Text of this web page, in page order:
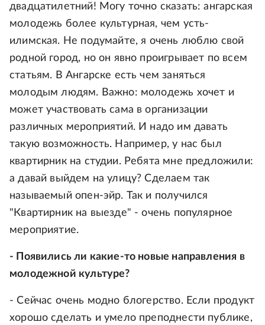
двадцатилетний! Могу точно сказать: ангарская
молодежь более культурная, чем усть-
илимская. Не подумайте, я очень люблю свой
родной город, но он явно проигрывает по всем
статьям. В Ангарске есть чем заняться
молодым людям. Важно: молодежь хочет и
может участвовать сама в организации
различных мероприятий. И надо им давать
такую возможность. Например, у нас был
квартирник на студии. Ребята мне предложили:
а давай выйдем на улицу? Сделаем так
называемый опен-эйр. Так и получился
"Квартирник на выезде" - очень популярное
мероприятие.
- Появились ли какие-то новые направления в
молодежной культуре?
- Сейчас очень модно блогерство. Если продукт
хорошо сделать и умело преподнести публике,